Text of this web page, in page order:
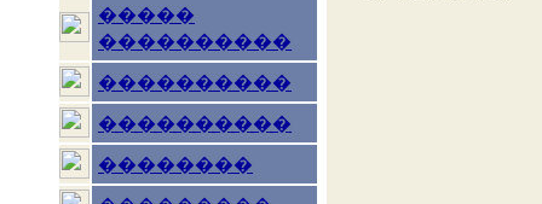
�����
����������
����������
����������
��������